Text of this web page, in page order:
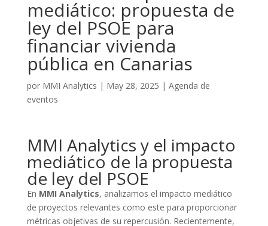
mediático: propuesta de
ley del PSOE para
financiar vivienda
pública en Canarias
por MMI Analytics | May 28, 2025 | Agenda de
eventos
MMI Analytics y el impacto
mediático de la propuesta
de ley del PSOE
En MMI Analytics, analizamos el impacto mediático
de proyectos relevantes como este para proporcionar
métricas objetivas de su repercusión. Recientemente,